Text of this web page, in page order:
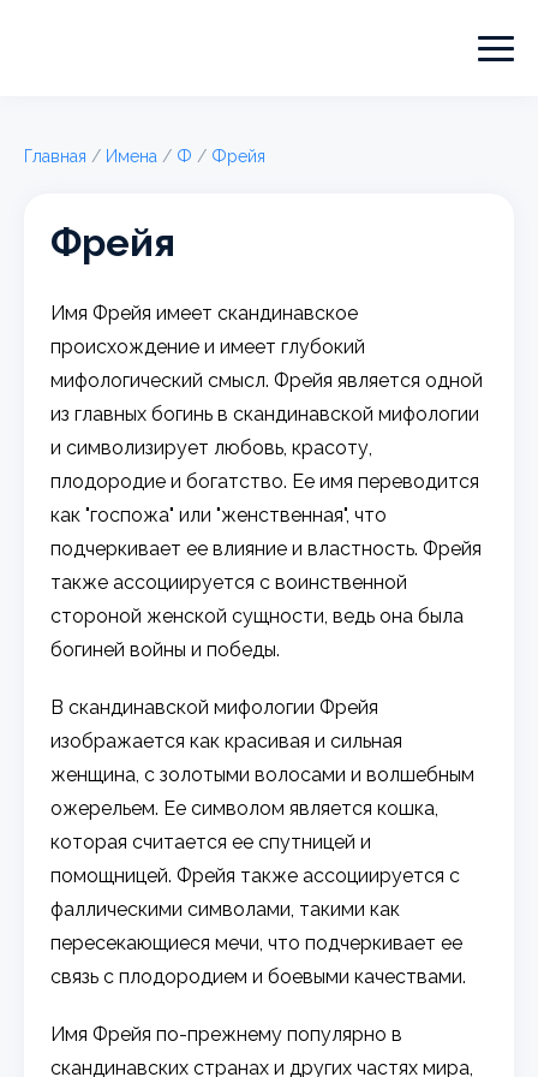
Главная / Имена / Ф / Фрейя
Фрейя
Имя Фрейя имеет скандинавское
происхождение и имеет глубокий
мифологический смысл. Фрейя является одной
из главных богинь в скандинавской мифологии
и символизирует любовь, красоту,
плодородие и богатство. Ее имя переводится
как "госпожа" или "женственная", что
подчеркивает ее влияние и властность. Фрейя
также ассоциируется с воинственной
стороной женской сущности, ведь она была
богиней войны и победы.
В скандинавской мифологии Фрейя
изображается как красивая и сильная
женщина, с золотыми волосами и волшебным
ожерельем. Ее символом является кошка,
которая считается ее спутницей и
помощницей. Фрейя также ассоциируется с
фаллическими символами, такими как
пересекающиеся мечи, что подчеркивает ее
связь с плодородием и боевыми качествами.
Имя Фрейя по-прежнему популярно в
скандинавских странах и других частях мира,